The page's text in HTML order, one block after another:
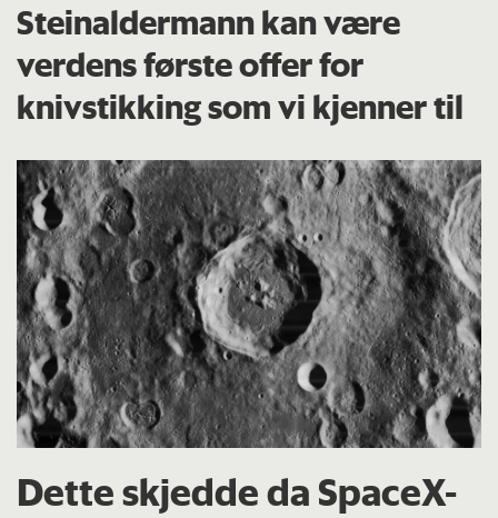
Steinaldermann kan være
verdens første offer for
knivstikking som vi kjenner til
Dette skjedde da SpaceX-